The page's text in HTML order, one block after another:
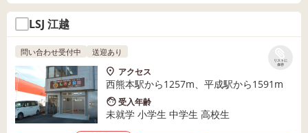
LSJ 江越
リストに
保存
問い合わせ受付中 送迎あり
アクセス
西熊本駅から1257m、平成駅から1591m
受入年齢
未就学 小学生 中学生 高校生